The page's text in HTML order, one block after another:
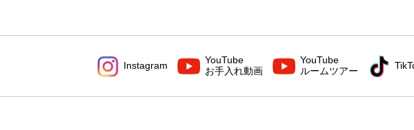
Instagram
YouTube
お手入れ動画
YouTube
ルームツアー